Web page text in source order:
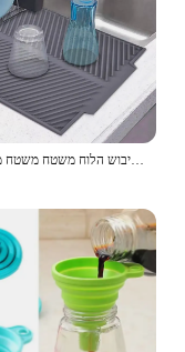
צלחת סיליקון מנקז מנה סיליקון צלחת סיליקון מנקז מחבת מטבח מחבתות לשטוף את משטח ייבוש הלוח משטח משטח מכונת ניקוז